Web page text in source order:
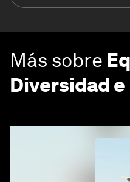
Más sobre
Diversidad